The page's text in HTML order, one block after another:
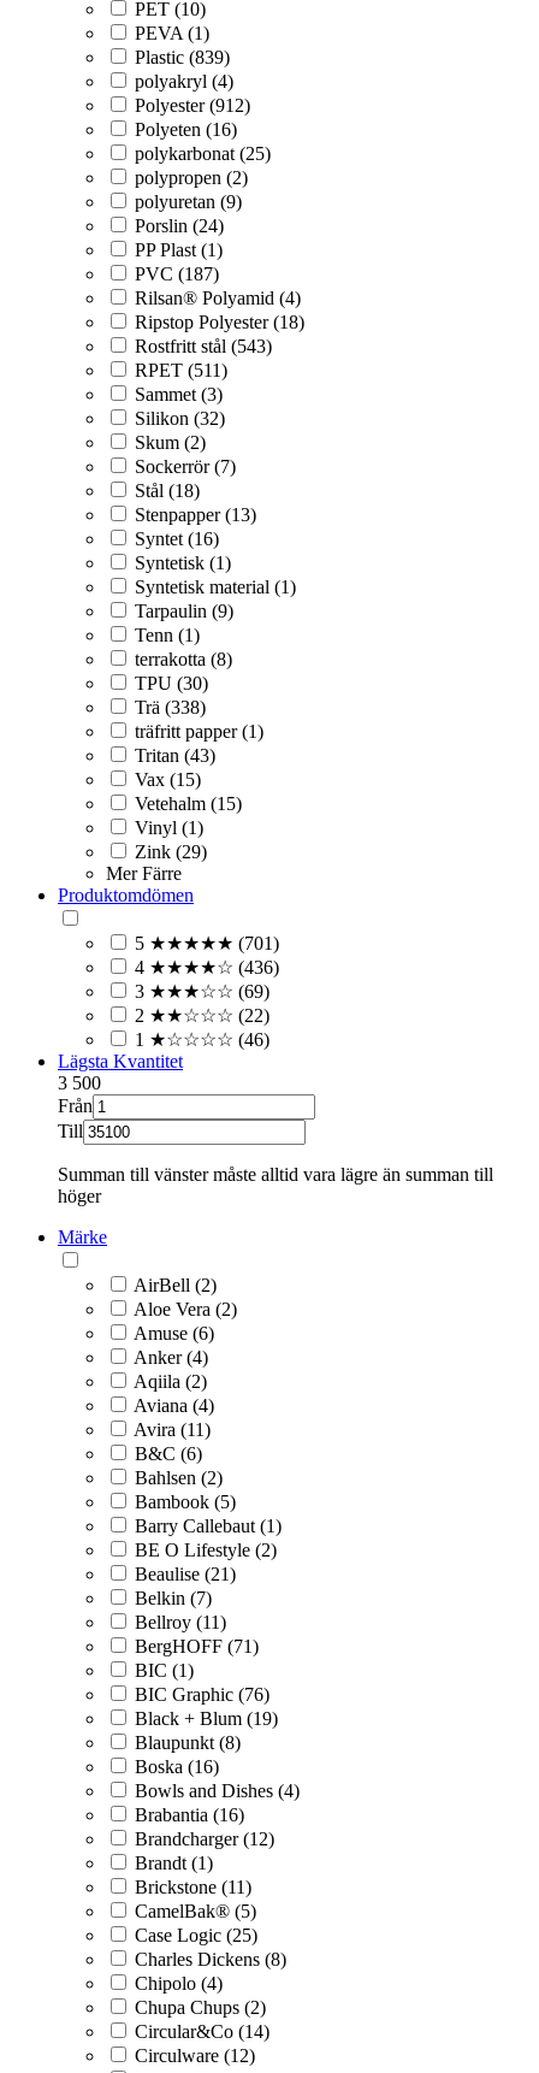
PET (10)
PEVA (1)
Plastic (839)
polyakryl (4)
Polyester (912)
Polyeten (16)
polykarbonat (25)
polypropen (2)
polyuretan (9)
Porslin (24)
PP Plast (1)
PVC (187)
Rilsan® Polyamid (4)
Ripstop Polyester (18)
Rostfritt stål (543)
RPET (511)
Sammet (3)
Silikon (32)
Skum (2)
Sockerrör (7)
Stål (18)
Stenpapper (13)
Syntet (16)
Syntetisk (1)
Syntetisk material (1)
Tarpaulin (9)
Tenn (1)
terrakotta (8)
TPU (30)
Trä (338)
träfritt papper (1)
Tritan (43)
Vax (15)
Vetehalm (15)
Vinyl (1)
Zink (29)
Mer Färre
Produktomdömen
5 ★★★★★ (701)
4 ★★★★☆ (436)
3 ★★★☆☆ (69)
2 ★★☆☆☆ (22)
1 ★☆☆☆☆ (46)
Lägsta Kvantitet
3 500
Från
Till
Summan till vänster måste alltid vara lägre än summan till
höger
Märke
AirBell (2)
Aloe Vera (2)
Amuse (6)
Anker (4)
Aqiila (2)
Aviana (4)
Avira (11)
B&C (6)
Bahlsen (2)
Bambook (5)
Barry Callebaut (1)
BE O Lifestyle (2)
Beaulise (21)
Belkin (7)
Bellroy (11)
BergHOFF (71)
BIC (1)
BIC Graphic (76)
Black + Blum (19)
Blaupunkt (8)
Boska (16)
Bowls and Dishes (4)
Brabantia (16)
Brandcharger (12)
Brandt (1)
Brickstone (11)
CamelBak® (5)
Case Logic (25)
Charles Dickens (8)
Chipolo (4)
Chupa Chups (2)
Circular&Co (14)
Circulware (12)